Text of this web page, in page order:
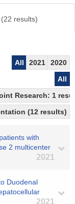
(22 results)
All 2021
2020
All
Research: 1
(12 results)
with
2 multicenter
2021
Duodenal
2021